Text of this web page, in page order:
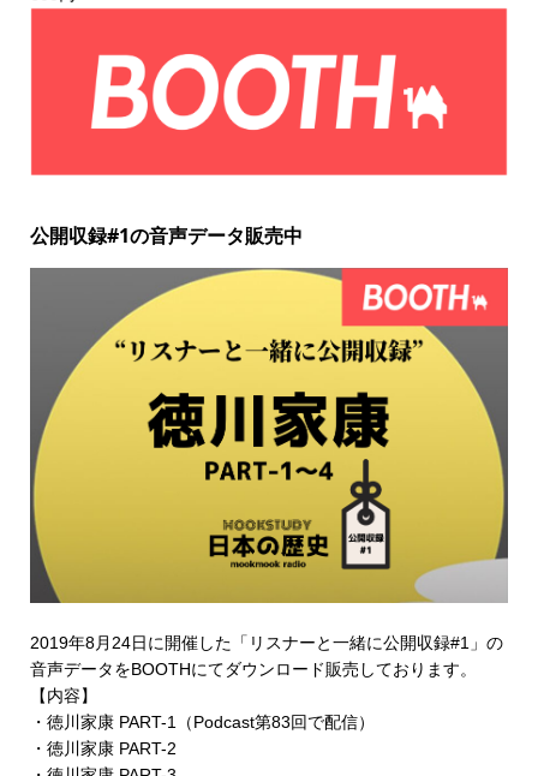
公開収録#1の音声データ販売中
2019年8月24日に開催した「リスナーと一緒に公開収録#1」の
音声データをBOOTHにてダウンロード販売 しております。
【内容】
・徳川家康 PART-1（Podcast第83回で配信）
・徳川家康 PART-2